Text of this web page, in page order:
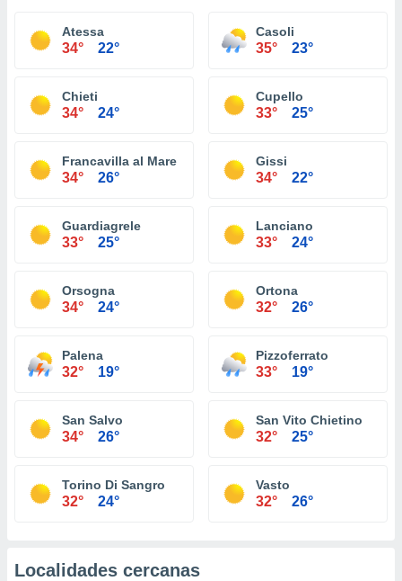
Atessa
34° 22°
Casoli
35° 23°
Chieti
34° 24°
Cupello
33° 25°
Francavilla al Mare
34° 26°
Gissi
34° 22°
Guardiagrele
33° 25°
Lanciano
33° 24°
Orsogna
34° 24°
Ortona
32° 26°
Palena
32° 19°
Pizzoferrato
33° 19°
San Salvo
34° 26°
San Vito Chietino
32° 25°
Torino Di Sangro
32° 24°
Vasto
32° 26°
Localidades cercanas